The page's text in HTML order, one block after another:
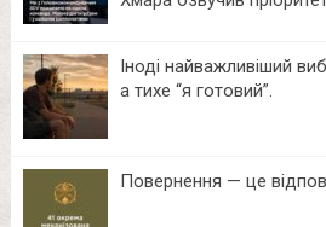
Іноді найважливіший
а тихе “я готовий”.
Повернення — це